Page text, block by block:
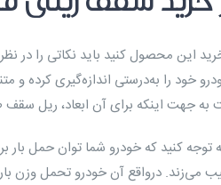
این محصول کنید باید نکاتی را در
خود را به‌درستی اندازه‌گیری
جهت اینکه برای آن ابعاد، ریل
کنید که خودرو شما توان حمل
می‌زند. درواقع آن خودرو تحمل وزن بار